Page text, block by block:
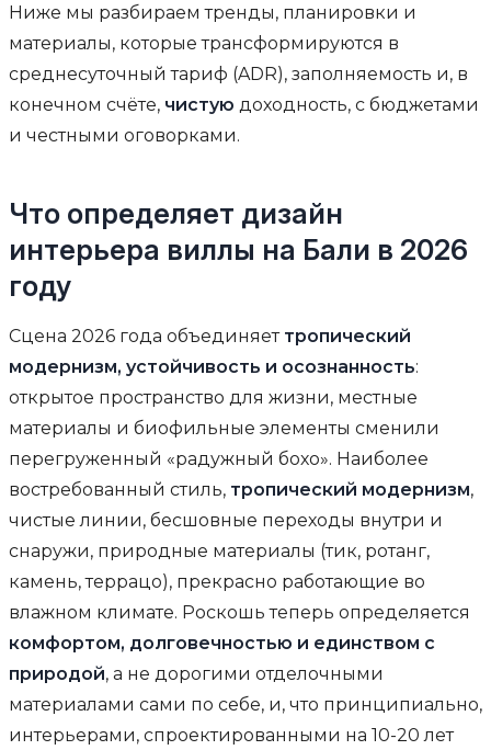
Ниже мы разбираем тренды, планировки и
материалы, которые трансформируются в
среднесуточный тариф (ADR), заполняемость и, в
конечном счёте, чистую доходность, с бюджетами
и честными оговорками.
Что определяет дизайн
интерьера виллы на Бали в 2026
году
Сцена 2026 года объединяет тропический
модернизм, устойчивость и осознанность:
открытое пространство для жизни, местные
материалы и биофильные элементы сменили
перегруженный «радужный бохо». Наиболее
востребованный стиль, тропический модернизм,
чистые линии, бесшовные переходы внутри и
снаружи, природные материалы (тик, ротанг,
камень, террацо), прекрасно работающие во
влажном климате. Роскошь теперь определяется
комфортом, долговечностью и единством с
природой, а не дорогими отделочными
материалами сами по себе, и, что принципиально,
интерьерами, спроектированными на 10-20 лет